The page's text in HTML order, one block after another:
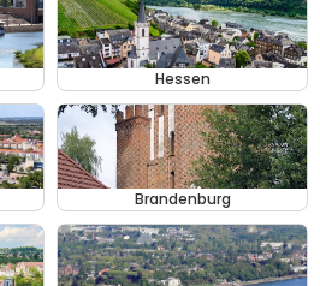
Hessen
Brandenburg